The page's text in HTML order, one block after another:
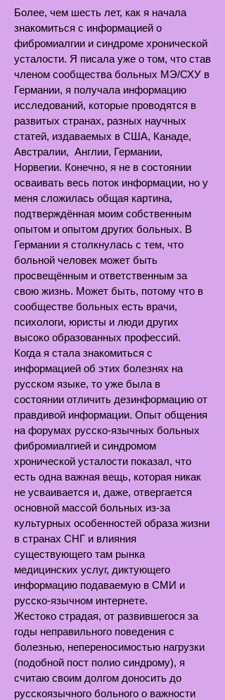
Более, чем шесть лет, как я начала
знакомиться с информацией о
фибромиалгии и синдроме хронической
усталости. Я писала уже о том, что став
членом сообщества больных МЭ/СХУ в
Германии, я получала информацию
исследований, которые проводятся в
развитых странах, разных научных
статей, издаваемых в США, Канаде,
Австралии, Англии, Германии,
Норвегии. Конечно, я не в состоянии
осваивать весь поток информации, но у
меня сложилась общая картина,
подтверждённая моим собственным
опытом и опытом других больных. В
Германии я столкнулась с тем, что
больной человек может быть
просвещённым и ответственным за
свою жизнь. Может быть, потому что в
сообществе больных есть врачи,
психологи, юристы и люди других
высоко образованных профессий.
Когда я стала знакомиться с
информацией об этих болезнях на
русском языке, то уже была в
состоянии отличить дезинформацию от
правдивой информации. Опыт общения
на форумах русско-язычных больных
фибромиалгией и синдромом
хронической усталости показал, что
есть одна важная вещь, которая никак
не усваивается и, даже, отвергается
основной массой больных из-за
культурных особенностей образа жизни
в странах СНГ и влияния
существующего там рынка
медицинских услуг, диктующего
информацию подаваемую в СМИ и
русско-язычном интернете.
Жестоко страдая, от развившегося за
годы неправильного поведения с
болезнью, непереносимостью нагрузки
(подобной пост полио синдрому), я
считаю своим долгом доносить до
русскоязычного больного о важности